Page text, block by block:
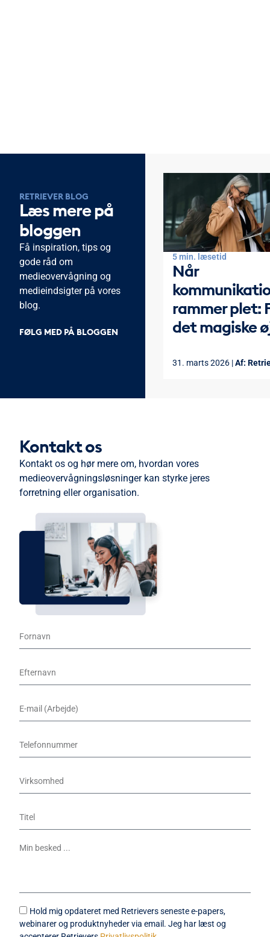
RETRIEVER BLOG
Læs mere på
bloggen
Få inspiration, tips og
gode råd om
medieovervågning og
medieindsigter på vores
blog.
FØLG MED PÅ BLOGGEN
5 min. læsetid
Når
rammer plet:
det magiske
31. marts 2026 |Af:
Kontakt os
Kontakt os og hør mere om, hvordan vores
medieovervågningsløsninger kan styrke jeres
forretning eller organisation.
Hold mig opdateret med Retrievers seneste e-papers,
webinarer og produktnyheder via email. Jeg har læst og